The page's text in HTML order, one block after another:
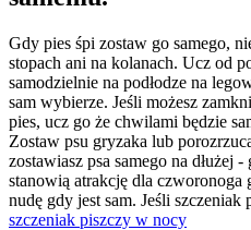
Gdy pies śpi zostaw go samego,
stopach ani na kolanach. Ucz od
samodzielnie na podłodze na
sam wybierze. Jeśli możesz
pies, ucz go że chwilami będzie
Zostaw psu gryzaka lub
zostawiasz psa samego na dłużej
stanowią atrakcję dla czworonoga
nudę gdy jest sam. Jeśli
szczeniak piszczy w nocy